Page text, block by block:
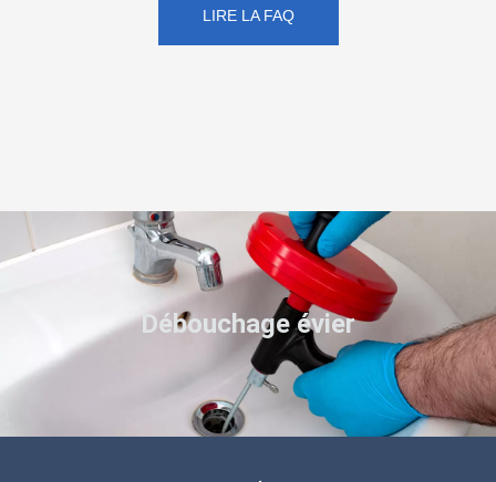
LIRE LA FAQ
Débouchage évier